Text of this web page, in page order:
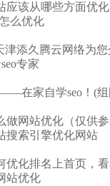
应该从哪些方面优
么优化
津添久腾云网络为
专家
在家自学seo！(
做网站优化（仅供
搜索引擎优化网站
优化排名上首页，
站优化